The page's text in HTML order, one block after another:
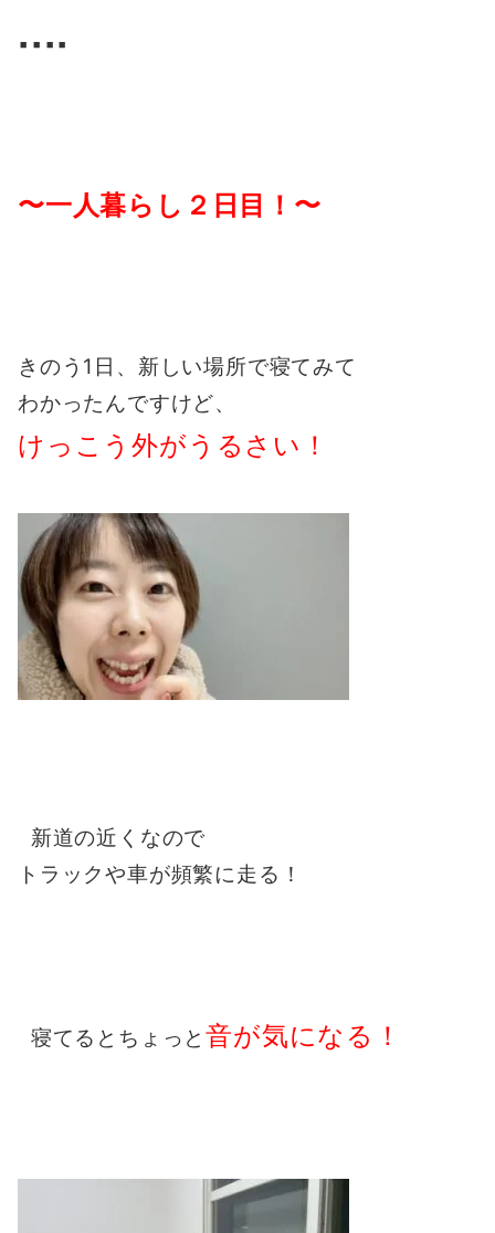
▪️▪️▪️▪️
〜一人暮らし２日目！〜
きのう1日、 新しい場所で寝てみて
わかったんですけど、
けっこう外がうるさい！
新道の近くなので
トラックや車が頻繁に走る！
寝てるとちょっと音が気になる！